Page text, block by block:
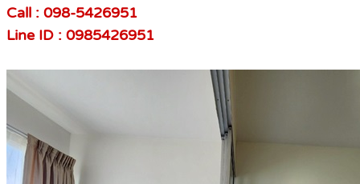
Call : 098-5426951
Line ID : 0985426951